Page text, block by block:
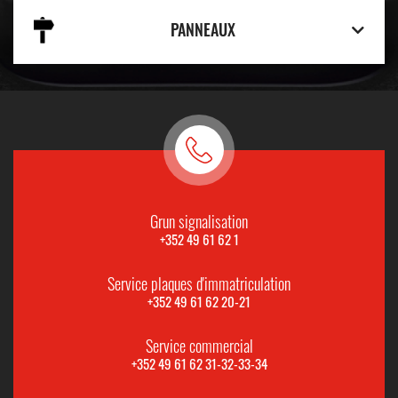
PANNEAUX
Grun signalisation
+352 49 61 62 1
Service plaques d'immatriculation
+352 49 61 62 20-21
Service commercial
+352 49 61 62 31-32-33-34